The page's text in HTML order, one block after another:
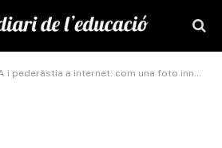
com una foto innocent pot convertir-se en material d’explotació sexual